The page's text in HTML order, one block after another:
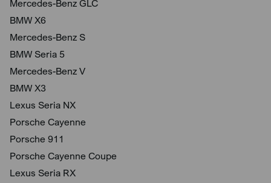
Mercedes-Benz GLC
BMW X6
Mercedes-Benz S
BMW Seria 5
Mercedes-Benz V
BMW X3
Lexus Seria NX
Porsche Cayenne
Porsche 911
Porsche Cayenne Coupe
Lexus Seria RX